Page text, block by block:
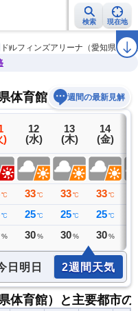
検索 現在地
警報・注意報 2週間天気 ラ
ドルフィンズアリーナ（愛知県体育
体育館）の2週間天気
週間の最新見解
)
℃
℃
%
12
(水)
33 ℃
25 ℃
30 %
13
(木)
33 ℃
25 ℃
30 %
14
(金)
33 ℃
25 ℃
30 %
日明日 2週間天気
体育館）と主要都市の